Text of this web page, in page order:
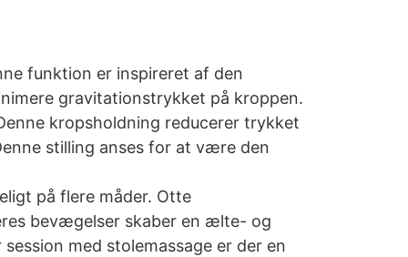
funktion er inspireret af den
gravitationstrykket på kroppen.
kropsholdning reducerer trykket
stilling anses for at være den
på flere måder. Otte
bevægelser skaber en ælte- og
med stolemassage er der en